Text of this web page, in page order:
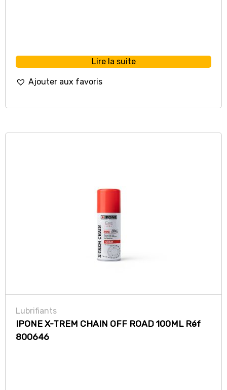
Lire la suite
Ajouter aux favoris
Lubrifiants
IPONE X-TREM CHAIN OFF ROAD 100ML Réf
800646